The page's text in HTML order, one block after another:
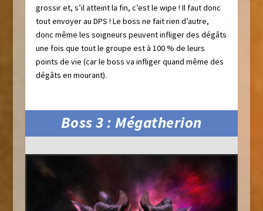
grossir et, s’il atteint la fin, c’est le wipe ! Il faut donc
tout envoyer au DPS ! Le boss ne fait rien d’autre,
donc même les soigneurs peuvent infliger des dégâts
une fois que tout le groupe est à 100 % de leurs
points de vie (car le boss va infliger quand même des
dégâts en mourant).
Boss 3 : Mégatherion